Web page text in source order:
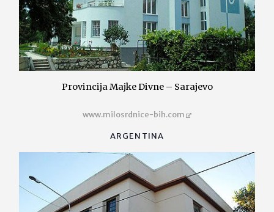
Provincija Majke Divne – Sarajevo
www.milosrdnice-bih.com
ARGENTINA